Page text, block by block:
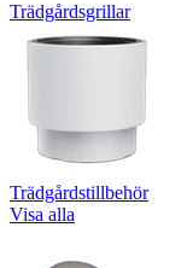
Trädgårdsgrillar
Trädgårdstillbehör
Visa alla